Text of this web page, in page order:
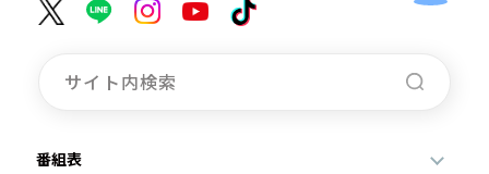
番組表